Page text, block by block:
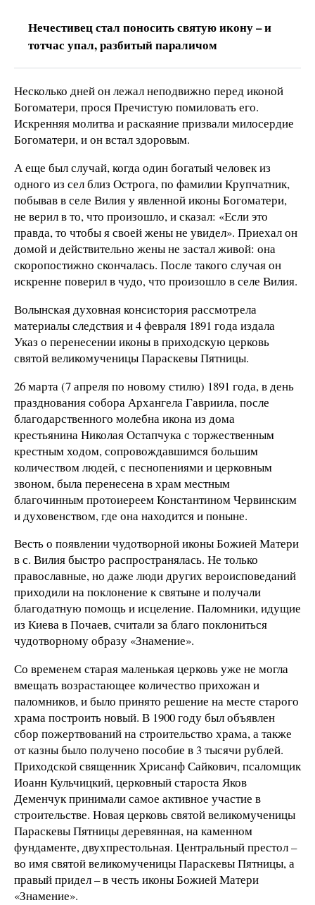
Нечестивец стал поносить святую икону – и
тотчас упал, разбитый параличом
Несколько дней он лежал неподвижно перед иконой
Богоматери, прося Пречистую помиловать его.
Искренняя молитва и раскаяние призвали милосердие
Богоматери, и он встал здоровым.
А еще был случай, когда один богатый человек из
одного из сел близ Острога, по фамилии Крупчатник,
побывав в селе Вилия у явленной иконы Богоматери,
не верил в то, что произошло, и сказал: «Если это
правда, то чтобы я своей жены не увидел». Приехал он
домой и действительно жены не застал живой: она
скоропостижно скончалась. После такого случая он
искренне поверил в чудо, что произошло в селе Вилия.
Волынская духовная консистория рассмотрела
материалы следствия и 4 февраля 1891 года издала
Указ о перенесении иконы в приходскую церковь
святой великомученицы Параскевы Пятницы.
26 марта (7 апреля по новому стилю) 1891 года, в день
празднования собора Архангела Гавриила, после
благодарственного молебна икона из дома
крестьянина Николая Остапчука с торжественным
крестным ходом, сопровождавшимся большим
количеством людей, с песнопениями и церковным
звоном, была перенесена в храм местным
благочинным протоиереем Константином Червинским
и духовенством, где она находится и поныне.
Весть о появлении чудотворной иконы Божией Матери
в с. Вилия быстро распространялась. Не только
православные, но даже люди других вероисповеданий
приходили на поклонение к святыне и получали
благодатную помощь и исцеление. Паломники, идущие
из Киева в Почаев, считали за благо поклониться
чудотворному образу «Знамение».
Со временем старая маленькая церковь уже не могла
вмещать возрастающее количество прихожан и
паломников, и было принято решение на месте старого
храма построить новый. В 1900 году был объявлен
сбор пожертвований на строительство храма, а также
от казны было получено пособие в 3 тысячи рублей.
Приходской священник Хрисанф Сайкович, псаломщик
Иоанн Кульчицкий, церковный староста Яков
Деменчук принимали самое активное участие в
строительстве. Новая церковь святой великомученицы
Параскевы Пятницы деревянная, на каменном
фундаменте, двухпрестольная. Центральный престол –
во имя святой великомученицы Параскевы Пятницы, а
правый придел – в честь иконы Божией Матери
«Знамение».